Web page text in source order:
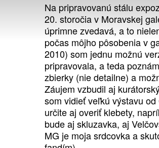
Na pripravovanú stálu
20. storočia v Moravskej
úprimne zvedavá, a to
počas môjho pôsobenia v
2010) som jednu možnú
pripravovala, a teda
zbierky (nie detailne) a
Záujem vzbudil aj
som vidieť veľkú výstavu
určite aj overiť klebety,
bude aj skluzavka, aj
MG je moja srdcovka a